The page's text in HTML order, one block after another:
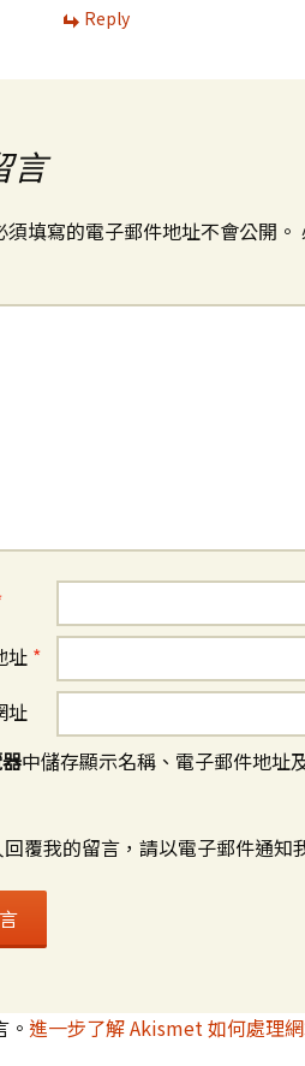
Reply
言
填寫的電子郵件地址不會公開。
址 *
址
中儲存顯示名稱、電子郵件地址
覆我的留言，請以電子郵件通知
進一步了解 Akismet 如何處理